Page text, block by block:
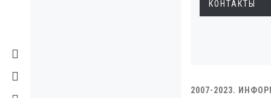
КОНТАКТЫ
2007-2023.